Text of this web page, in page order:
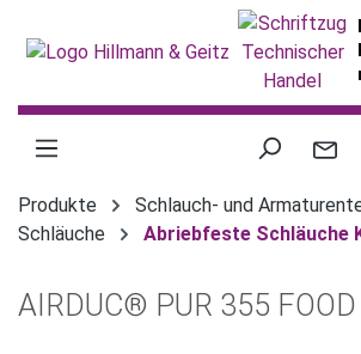
Produkte
Schlauch- und
Schläuche
Abriebfeste Schläuche
AIRDUC® PUR 355 FOOD